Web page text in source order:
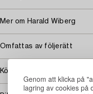
Genom att klicka på
lagring av cookies på
Mer om Harald Wiberg
Omfattas av följerätt
Köpinformation